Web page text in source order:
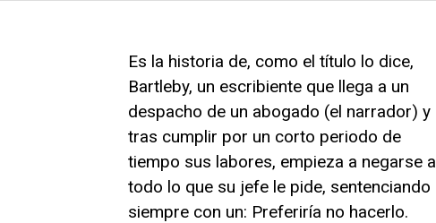
Es la historia de, como el título lo dice,
Bartleby, un escribiente que llega a un
despacho de un abogado (el narrador) y
tras cumplir por un corto periodo de
tiempo sus labores, empieza a negarse a
todo lo que su jefe le pide, sentenciando
siempre con un: Preferiría no hacerlo.